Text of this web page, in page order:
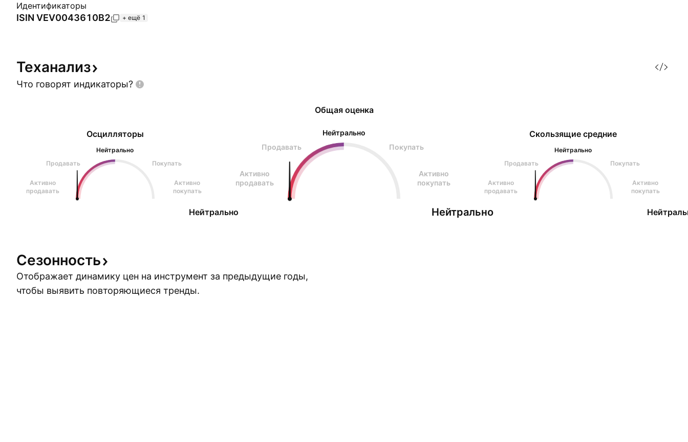
Идентификаторы
ISIN VEV0043610B2 + ещё 1
Теханализ
Что говорят индикаторы?
Осцилляторы
Нейтрально
Продавать
Покупать
Активно
продавать
Активно
покупать
Нейтрально
Общая оценка
Нейтрально
Продавать
Покупать
Активно
продавать
Активно
покупать
Нейтрально
Скользящие средние
Нейтрально
Продавать
Покупать
Активно
продавать
Активно
покупать
Сезонность
Отображает динамику цен на инструмент за предыдущие годы,
чтобы выявить повторяющиеся тренды.